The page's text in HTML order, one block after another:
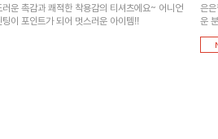
러운 촉감과 쾌적한 착용감의 티셔츠에요~ 어니언
팅이 포인트가 되어 멋스러운 아이템!!
은
운
어